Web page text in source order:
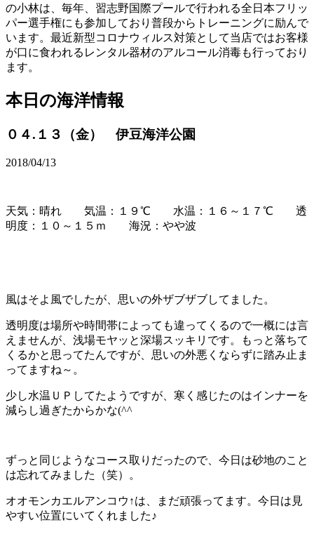
の小林は、毎年、習志野国際プールで行われる全日本フリッ
パー選手権にも参加しており普段からトレーニングに励んで
います。最近新型コロナウィルス対策として当店ではお客様
が口に食われるレンタル器材のアルコール消毒も行っており
ます。
本日の海洋情報
０４.１３（金） 伊豆海洋公園
2018/04/13
天気：晴れ 気温：１９℃ 水温：１６～１７℃ 透
明度：１０～１５ｍ 海況：やや波
風はそよ風でしたが、思いの外ザブザブしてました。
透明度は場所や時間帯によっても違ってくるので一概には言
えませんが、浅場モヤッと深場スッキリです。もっと落ちて
くるかと思ってたんですが、思いの外悪くならずに踏み止ま
ってますね～。
少し水温ＵＰしてたようですが、寒く感じたのはインナーを
減らし過ぎたからかな(^^ゞ
ずっと同じようなコース取りだったので、今日は砂地のこと
は忘れてみました（笑）。
オオモンカエルアンコウ↑は、まだ頑張ってます。今日は見
やすい位置にいてくれました♪